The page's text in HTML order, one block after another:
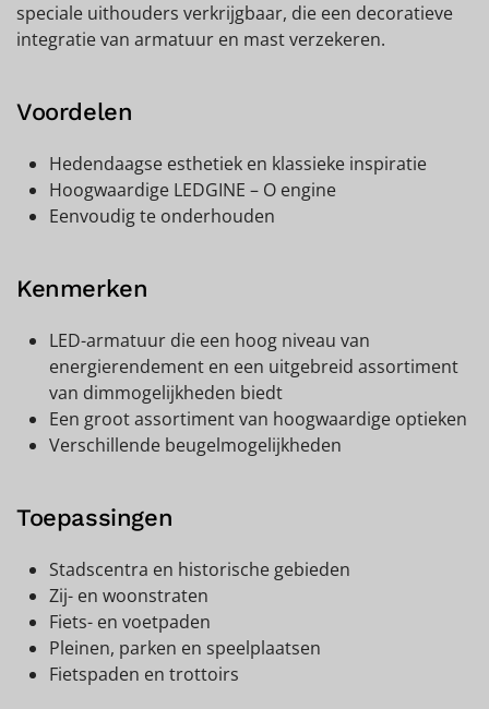
speciale uithouders verkrijgbaar, die een decoratieve
integratie van armatuur en mast verzekeren.
Voordelen
Hedendaagse esthetiek en klassieke inspiratie
Hoogwaardige LEDGINE – O engine
Eenvoudig te onderhouden
Kenmerken
LED-armatuur die een hoog niveau van
energierendement en een uitgebreid assortiment
van dimmogelijkheden biedt
Een groot assortiment van hoogwaardige optieken
Verschillende beugelmogelijkheden
Toepassingen
Stadscentra en historische gebieden
Zij- en woonstraten
Fiets- en voetpaden
Pleinen, parken en speelplaatsen
Fietspaden en trottoirs